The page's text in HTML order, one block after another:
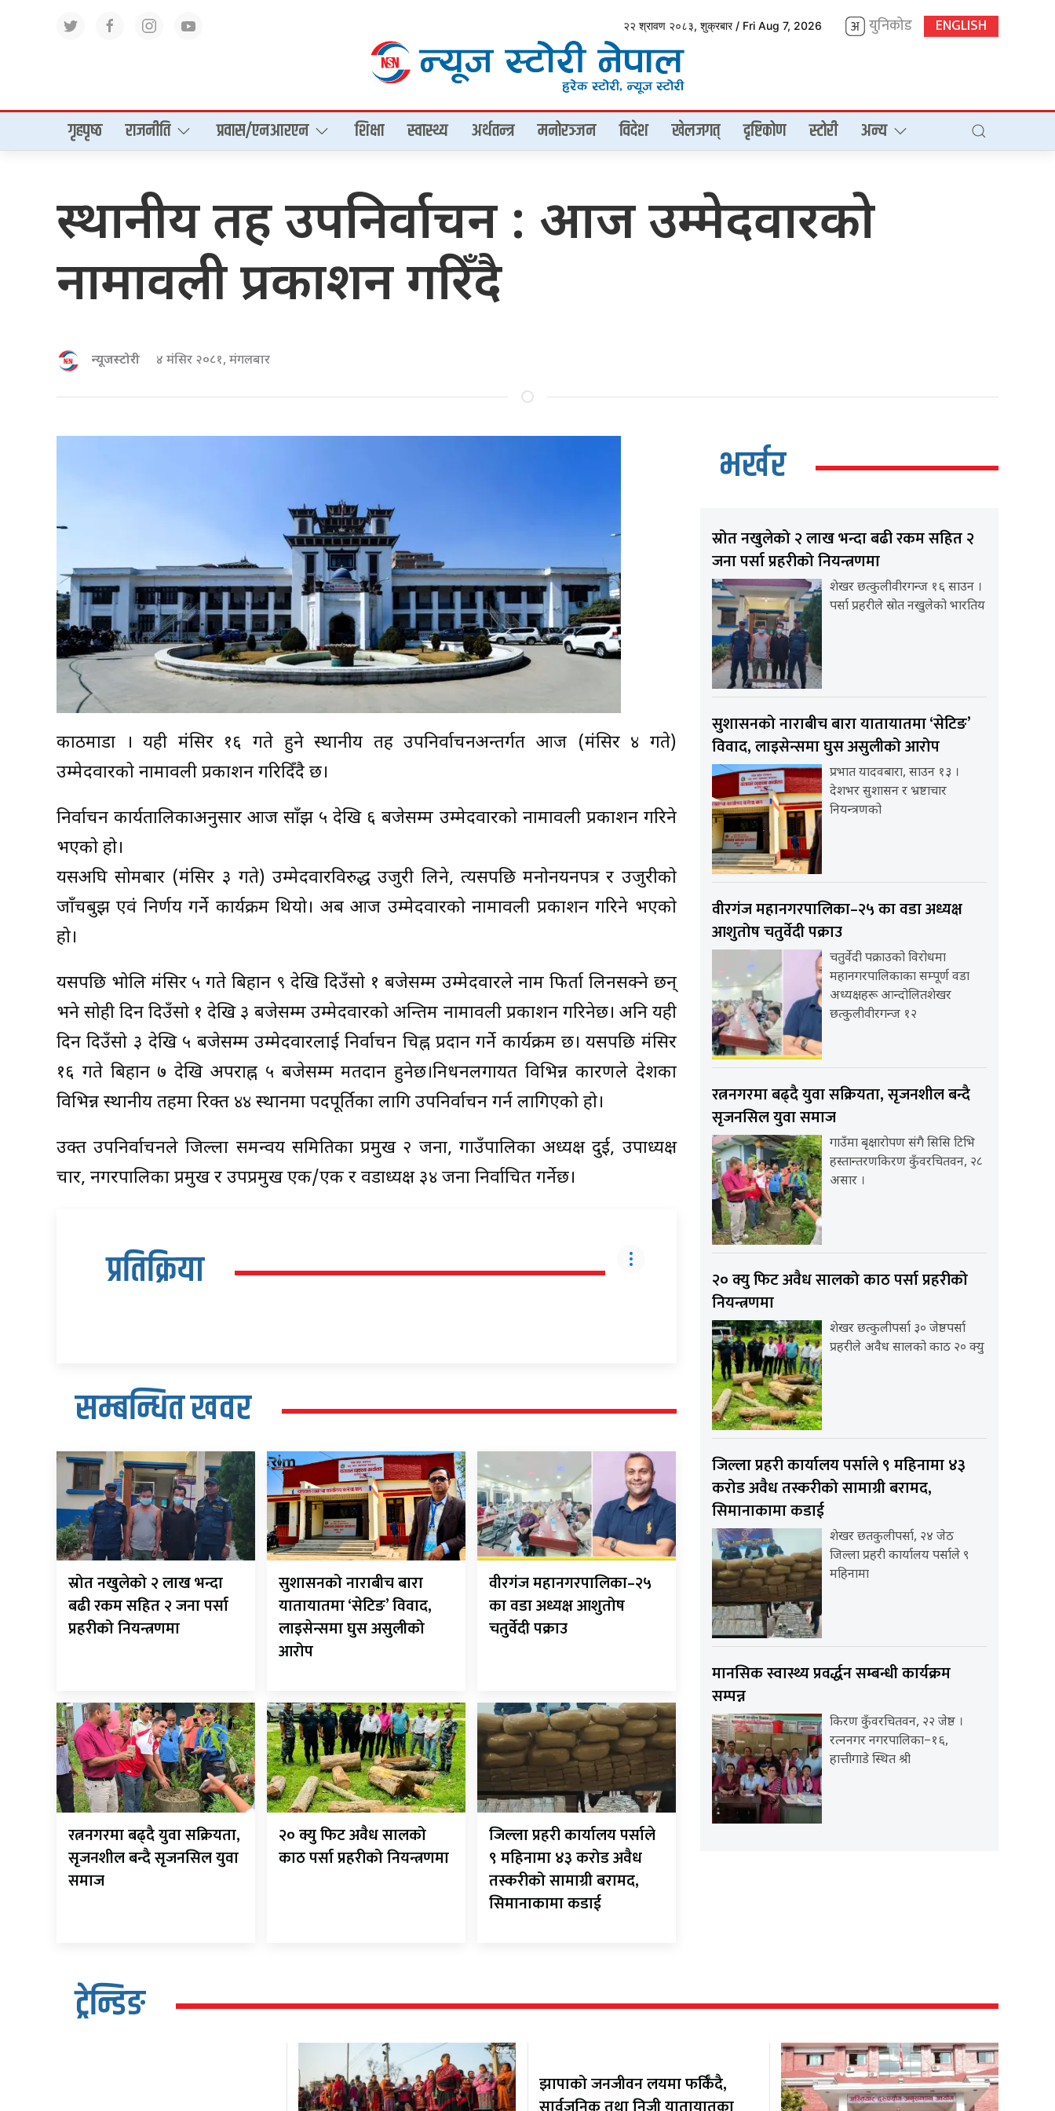
२२ श्रावण २०८३, शुक्रबार / Fri Aug 7, 2026 युनिकोड ENGLISH
गृहपृष्‍ठ राजनीति प्रवास/एनआरएन शिक्षा स्वास्थ्य अर्थतन्त्र मनोरञ्जन विदेश खेलजगत् दृष्टिकोण स्टोरी अन्य
स्थानीय तह उपनिर्वाचन : आज उम्मेदवारको
नामावली प्रकाशन गरिँदै
न्यूजस्टोरी ४ मंसिर २०८१, मंगलबार
काठमाडौँ । यही मंसिर १६ गते हुने स्थानीय तह उपनिर्वाचनअन्तर्गत आज (मंसिर ४ गते)
उम्मेदवारको नामावली प्रकाशन गरिदिँदै छ।
निर्वाचन कार्यतालिकाअनुसार आज साँझ ५ देखि ६ बजेसम्म उम्मेदवारको नामावली प्रकाशन गरिने
भएको हो।
यसअघि सोमबार (मंसिर ३ गते) उम्मेदवारविरुद्ध उजुरी लिने, त्यसपछि मनोनयनपत्र र उजुरीको
जाँचबुझ एवं निर्णय गर्ने कार्यक्रम थियो। अब आज उम्मेदवारको नामावली प्रकाशन गरिने भएको
हो।
यसपछि भोलि मंसिर ५ गते बिहान ९ देखि दिउँसो १ बजेसम्म उम्मेदवारले नाम फिर्ता लिनसक्ने छन्
भने सोही दिन दिउँसो १ देखि ३ बजेसम्म उम्मेदवारको अन्तिम नामावली प्रकाशन गरिनेछ। अनि यही
दिन दिउँसो ३ देखि ५ बजेसम्म उम्मेदवारलाई निर्वाचन चिह्न प्रदान गर्ने कार्यक्रम छ। यसपछि मंसिर
१६ गते बिहान ७ देखि अपराह्न ५ बजेसम्म मतदान हुनेछ।निधनलगायत विभिन्न कारणले देशका
विभिन्न स्थानीय तहमा रिक्त ४४ स्थानमा पदपूर्तिका लागि उपनिर्वाचन गर्न लागिएको हो।
उक्त उपनिर्वाचनले जिल्ला समन्वय समितिका प्रमुख २ जना, गाउँपालिका अध्यक्ष दुई, उपाध्यक्ष
चार, नगरपालिका प्रमुख र उपप्रमुख एक/एक र वडाध्यक्ष ३४ जना निर्वाचित गर्नेछ।
प्रतिक्रिया
सम्बन्धित खवर
स्रोत नखुलेको २ लाख भन्दा
बढी रकम सहित २ जना पर्सा
प्रहरीको नियन्त्रणमा
सुशासनको नाराबीच बारा
यातायातमा ‘सेटिङ’ विवाद,
लाइसेन्समा घुस असुलीको
आरोप
वीरगंज महानगरपालिका–२५
का वडा अध्यक्ष आशुतोष
चतुर्वेदी पक्राउ
रत्ननगरमा बढ्दै युवा सक्रियता,
सृजनशील बन्दै सृजनसिल युवा
समाज
२० क्यु फिट अवैध सालको
काठ पर्सा प्रहरीको नियन्त्रणमा
जिल्ला प्रहरी कार्यालय पर्साले
९ महिनामा ४३ करोड अवैध
तस्करीको सामाग्री बरामद,
सिमानाकामा कडाई
भर्खर
स्रोत नखुलेको २ लाख भन्दा बढी रकम सहित २
जना पर्सा प्रहरीको नियन्त्रणमा
शेखर छत्कुलीवीरगन्ज १६ साउन ।
पर्सा प्रहरीले स्रोत नखुलेको भारतिय
सुशासनको नाराबीच बारा यातायातमा ‘सेटिङ’
विवाद, लाइसेन्समा घुस असुलीको आरोप
प्रभात यादवबारा, साउन १३ ।
देशभर सुशासन र भ्रष्टाचार
नियन्त्रणको
वीरगंज महानगरपालिका–२५ का वडा अध्यक्ष
आशुतोष चतुर्वेदी पक्राउ
चतुर्वेदी पक्राउको विरोधमा
महानगरपालिकाका सम्पूर्ण वडा
अध्यक्षहरू आन्दोलितशेखर
छत्कुलीवीरगन्ज १२
रत्ननगरमा बढ्दै युवा सक्रियता, सृजनशील बन्दै
सृजनसिल युवा समाज
गाउँमा बृक्षारोपण संगै सिसि टिभि
हस्तान्तरणकिरण कुँवरचितवन, २८
असार ।
२० क्यु फिट अवैध सालको काठ पर्सा प्रहरीको
नियन्त्रणमा
शेखर छत्कुलीपर्सा ३० जेष्ठपर्सा
प्रहरीले अवैध सालको काठ २० क्यु
जिल्ला प्रहरी कार्यालय पर्साले ९ महिनामा ४३
करोड अवैध तस्करीको सामाग्री बरामद,
सिमानाकामा कडाई
शेखर छतकुलीपर्सा, २४ जेठ
जिल्ला प्रहरी कार्यालय पर्साले ९
महिनामा
मानसिक स्वास्थ्य प्रवर्द्धन सम्बन्धी कार्यक्रम
सम्पन्न
किरण कुँवरचितवन, २२ जेष्ठ ।
रत्ननगर नगरपालिका–१६,
हात्तीगाडे स्थित श्री
ट्रेन्डिङ
झापाको जनजीवन लयमा फर्किँदै,